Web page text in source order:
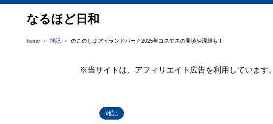
なるほど日和
home 雑記 のこのしまアイランドパーク2025年コスモスの見頃や混雑も！
※当サイトは、アフィリエイト広告を利用しています。
雑記